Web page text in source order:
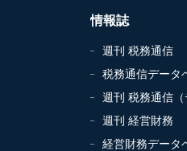
情報誌
週刊 税務通信
税務通信データ
週刊 税務通信（
週刊 経営財務
経営財務データ